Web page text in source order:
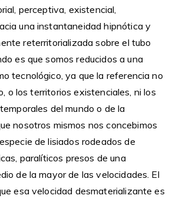
perceptiva, existencial,
una instantaneidad hipnótica y
reterritorializada sobre el tubo
es que somos reducidos a una
tecnológico, ya que la referencia no
o los territorios existenciales, ni los
del mundo o de la
nosotros mismos nos concebimos
de lisiados rodeados de
paralíticos presos de una
de la mayor de las velocidades. El
esa velocidad desmaterializante es